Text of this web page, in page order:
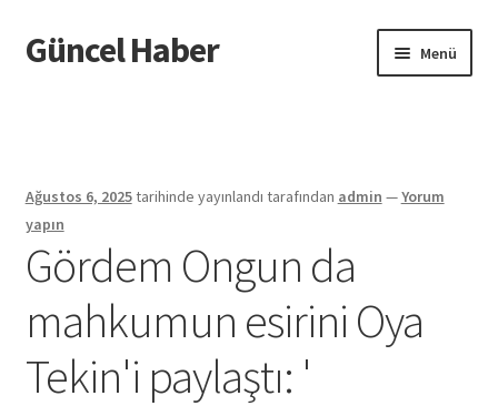
Dolaşıma
geç
İçeriğe
geç
Güncel Haber Menü
Ağustos 6, 2025tarihinde yayınlandı tarafından admin —Yorum
yapın
Gördem Ongun da
mahkumun esirini Oya
Tekin'i paylaştı: '